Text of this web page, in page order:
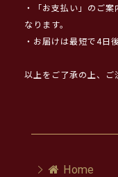
・「お支払い」のご
なります。
・お届けは最短で4日
以上をご了承の上、ご
Home